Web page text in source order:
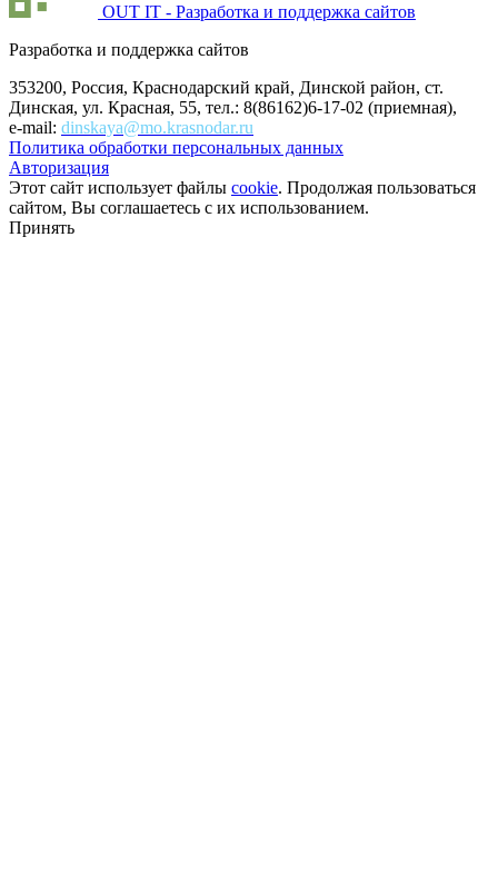
OUT IT - Разработка и поддержка сайтов
Разработка и поддержка сайтов
353200, Россия, Краснодарский край, Динской район, ст.
Динская, ул. Красная, 55, тел.: 8(86162)6-17-02 (приемная),
e-mail: dinskaya@mo.krasnodar.ru
Политика обработки персональных данных
Авторизация
Этот сайт использует файлы cookie. Продолжая пользоваться
сайтом, Вы соглашаетесь с их использованием.
Принять